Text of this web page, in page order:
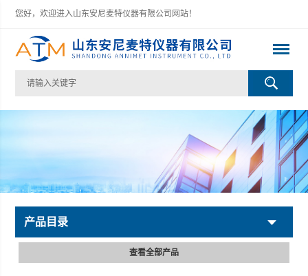
您好，欢迎进入山东安尼麦特仪器有限公司网站！
产品目录
查看全部产品